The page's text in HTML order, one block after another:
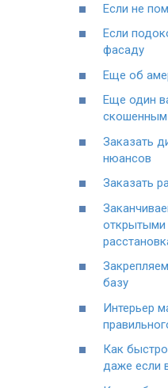
Если не
Если
фасаду
Еще об
Еще один
Заказать
нюансов
Заказать
открытыми
базу
Интерьер
Как
даже если